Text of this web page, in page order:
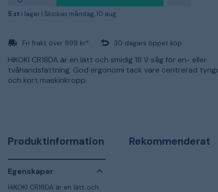
5 st i lager | Skickas måndag, 10 aug.
Fri frakt över 999 kr* 30 dagars öppet köp
HiKOKI CR18DA är en lätt och smidig 18 V såg för en- eller
tvåhandsfattning. God ergonomi tack vare centrerad
och kort maskinkropp.
Produktinformation
Egenskaper
HiKOKI CR18DA är en lätt och
Rekommenderat